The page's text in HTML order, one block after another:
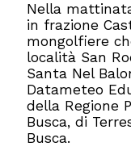
Nella
in frazione
mongolfiere
località San
Santa Nel
Datameteo
della Regione
Busca, di
Busca.